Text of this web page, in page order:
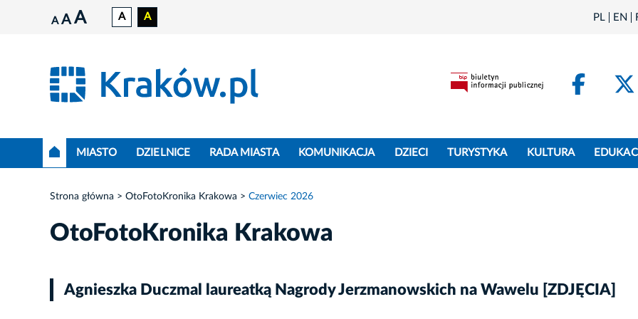
A A A A A PL EN
MIASTO DZIELNICE RADA MIASTA KOMUNIKACJA DZIECI TURYSTYKA KULTURA
Strona główna OtoFotoKronika Krakowa Czerwiec 2026
OtoFotoKronika Krakowa
Agnieszka Duczmal laureatką Nagrody Jerzmanowskich na Wawelu [ZDJĘCIA]